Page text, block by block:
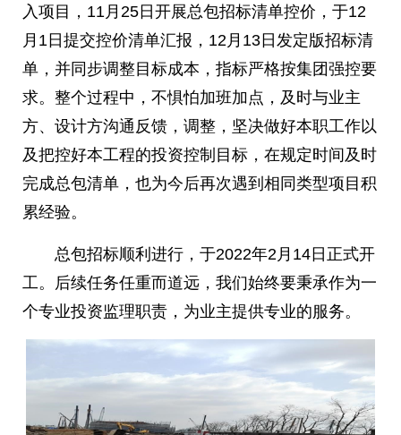
入项目，11月25日开展总包招标清单控价，于12
月1日提交控价清单汇报，12月13日发定版招标清
单，并同步调整目标成本，指标严格按集团强控要
求。整个过程中，不惧怕加班加点，及时与业主
方、设计方沟通反馈，调整，坚决做好本职工作以
及把控好本工程的投资控制目标，在规定时间及时
完成总包清单，也为今后再次遇到相同类型项目积
累经验。
总包招标顺利进行，于2022年2月14日正式开
工。后续任务任重而道远，我们始终要秉承作为一
个专业投资监理职责，为业主提供专业的服务。